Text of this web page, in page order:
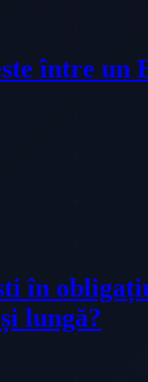
între un
în
lungă?